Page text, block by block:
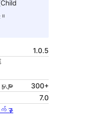
1.0.5
ား
300+
7.0
နှာ